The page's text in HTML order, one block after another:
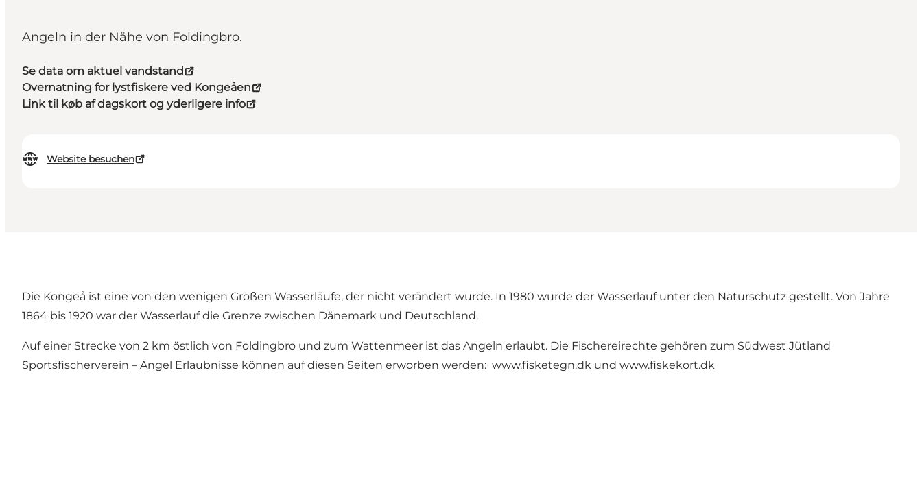
Angeln in der Nähe von Foldingbro.
Se data om aktuel vandstand
Overnatning for lystfiskere ved Kongeåen
Link til køb af dagskort og yderligere info
Website besuchen
Die Kongeå ist eine von den wenigen Großen Wasserläufe, der nicht verändert wurde. In 1980 wurde der Wasserlauf unter den Naturschutz gestellt. Von Jahre
1864 bis 1920 war der Wasserlauf die Grenze zwischen Dänemark und Deutschland.
Auf einer Strecke von 2 km östlich von Foldingbro und zum Wattenmeer ist das Angeln erlaubt. Die Fischereirechte gehören zum Südwest Jütland
Sportsfischerverein – Angel Erlaubnisse können auf diesen Seiten erworben werden: www.fisketegn.dk und www.fiskekort.dk